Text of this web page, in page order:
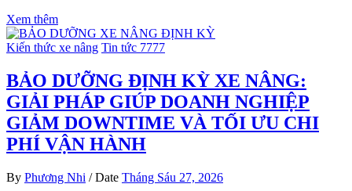
Xem thêm
Kiến thức xe nâng Tin tức 7777
BẢO DƯỠNG ĐỊNH KỲ XE NÂNG:
GIẢI PHÁP GIÚP DOANH NGHIỆP
GIẢM DOWNTIME VÀ TỐI ƯU CHI
PHÍ VẬN HÀNH
By Phương Nhi / Date Tháng Sáu 27, 2026